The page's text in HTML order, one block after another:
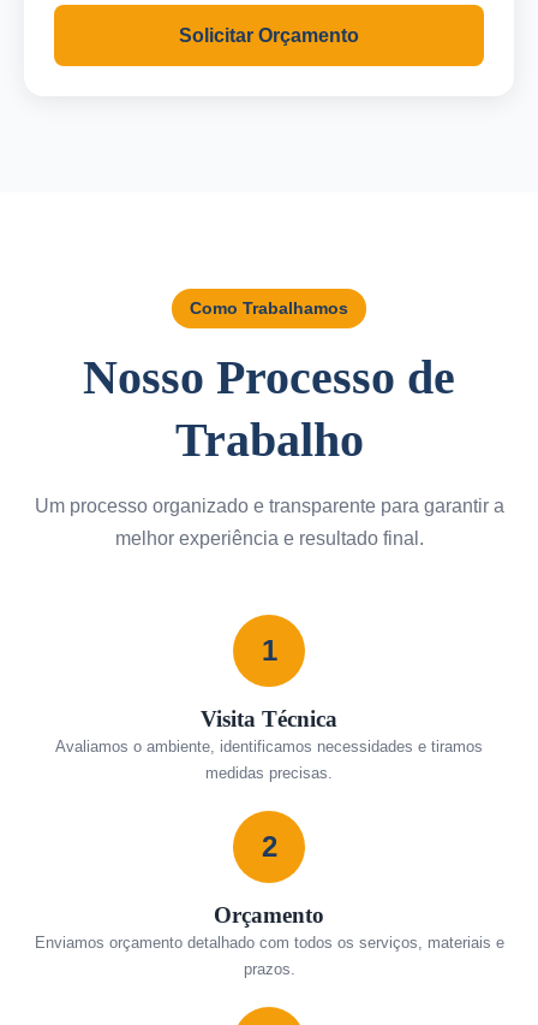
Solicitar Orçamento
Como Trabalhamos
Nosso Processo de
Trabalho
Um processo organizado e transparente para garantir a
melhor experiência e resultado final.
1
Visita Técnica
Avaliamos o ambiente, identificamos necessidades e tiramos
medidas precisas.
2
Orçamento
Enviamos orçamento detalhado com todos os serviços, materiais e
prazos.